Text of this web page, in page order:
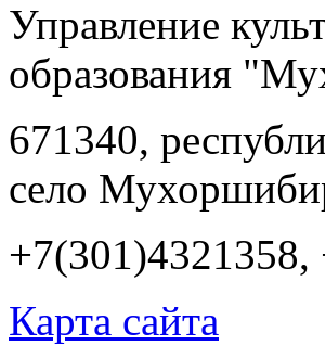
Управление
образования
671340,
село
Карта сайта